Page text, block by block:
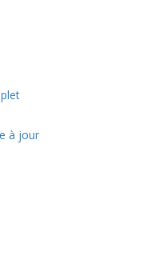
à jour